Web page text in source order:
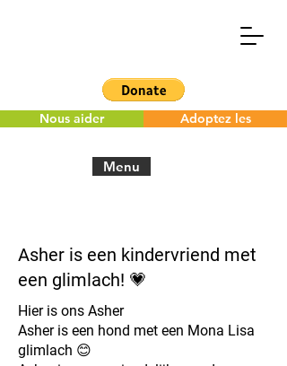
Nous aider Adoptez les
Menu
Asher is een kindervriend met
een glimlach! 💗
Hier is ons Asher
Asher is een hond met een Mona Lisa
glimlach 😊